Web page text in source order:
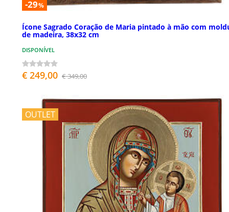
-29%
Ícone Sagrado Coração de Maria pintado à mão com
de madeira, 38x32 cm
DISPONÍVEL
€ 249,00 € 349,00
OUTLET